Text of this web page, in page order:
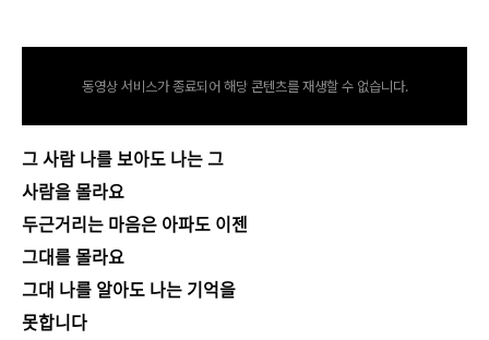
동영상 서비스가 종료되어 해당 콘텐츠를 재생할 수 없습니다.
그 사람 나를 보아도 나는 그
사람을 몰라요
두근거리는 마음은 아파도 이젠
그대를 몰라요
그대 나를 알아도 나는 기억을
못합니다